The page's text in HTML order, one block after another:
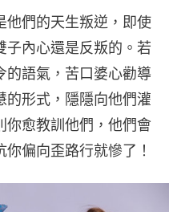
他們的天生叛逆，即使
子內心還是反叛的。若
的語氣，苦口婆心勸導
的形式，隱隱向他們灌
你愈教訓他們，他們會
偏向歪路行就慘了！